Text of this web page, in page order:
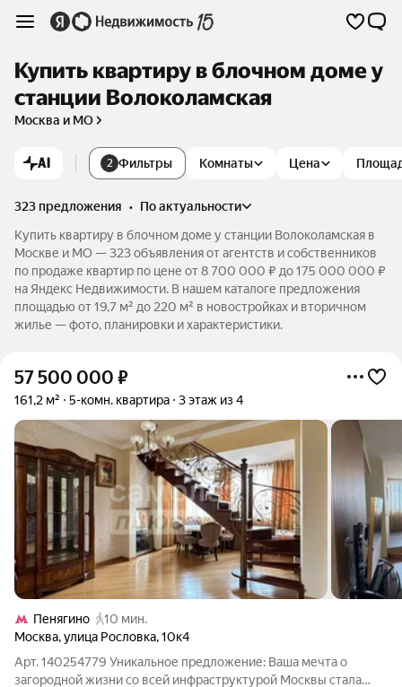
Купить квартиру в блочном доме у
станции Волоколамская
Москва и МО
AI 2 Фильтры Комнаты Цена
323 предложения •
по актуальности
Купить квартиру в блочном доме у станции Волоколамская в
Москве и МО — 323 объявления от агентств и собственников
по продаже квартир по цене от 8 700 000 ₽ до 175 000 000 ₽
на Яндекс Недвижимости. В нашем каталоге предложения
площадью от 19,7 м² до 220 м² в новостройках и вторичном
жилье — фото, планировки и характеристики.
57 500 000 ₽
161,2 м² 5-комн. квартира 3 этаж из 4
Пенягино
10 мин.
Москва,улица Рословка,10к4
Арт. 140254779 Уникальное предложение: Ваша мечта о
загородной жизни со всей инфраструктурой Москвы стала